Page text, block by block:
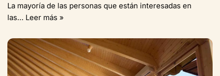
La mayoría de las personas que están interesadas en
las… Leer más »